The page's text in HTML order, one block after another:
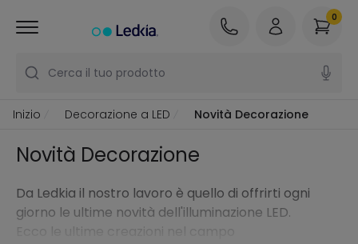
Cerca il tuo prodotto
0
Inizio Decorazione a LED Novità Decorazione
Novità Decorazione
Da Ledkia il nostro lavoro è quello di offrirti ogni
giorno le ultime novità dell'illuminazione LED.
Ecco le ultime creazioni nel campo